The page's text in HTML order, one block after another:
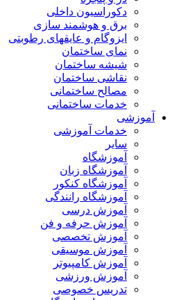
دکوراسیون داخلی
برق و هوشمند سازی
ایزوگام و عایقهای رطوبتی
نمای ساختمان
شیشه ساختمان
نقاشی ساختمان
مصالح ساختمانی
خدمات ساختمانی
آموزشی
خدمات آموزشی
سایر
آموزشگاه
آموزشگاه زبان
آموزشگاه کنکور
آموزشگاه رانندگی
آموزش درسی
آموزش حرفه و فن
آموزش تخصصی
آموزش موسیقی
آموزش کامپیوتر
آموزش ورزشی
تدریس خصوصی